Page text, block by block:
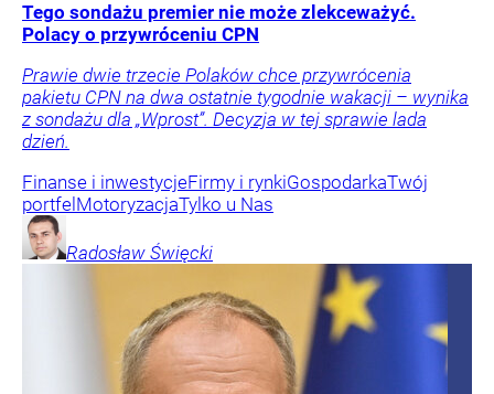
Tego sondażu premier nie może zlekceważyć.
Polacy o przywróceniu CPN
Prawie dwie trzecie Polaków chce przywrócenia
pakietu CPN na dwa ostatnie tygodnie wakacji – wynika
z sondażu dla „Wprost”. Decyzja w tej sprawie lada
dzień.
Finanse i inwestycjeFirmy i rynkiGospodarkaTwój
portfel MotoryzacjaTylko u Nas
Radosław Święcki